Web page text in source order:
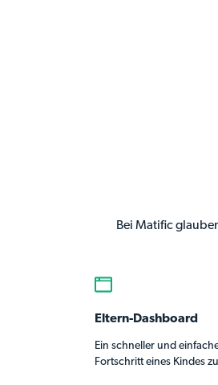
Bei Matific
Eltern-Dashboard
Ein schneller und
Fortschritt eines Kindes